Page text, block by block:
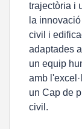
trajectòria i
la
civil i
adaptades
un equip
amb
un Cap de
civil.